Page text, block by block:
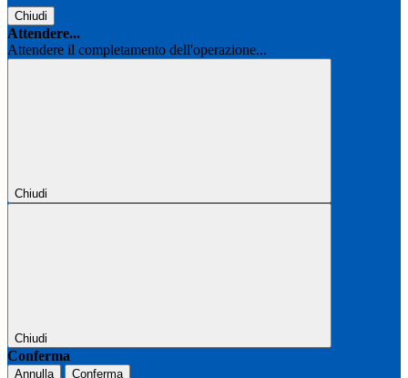
Chiudi
Attendere...
Attendere il completamento dell'operazione...
Chiudi
Chiudi
Conferma
Annulla Conferma